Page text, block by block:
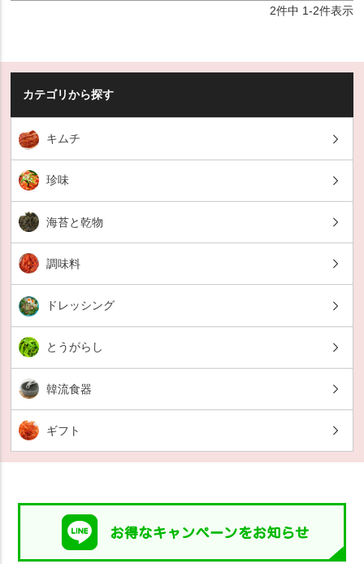
2件中 1-2件表示
カテゴリから探す
キムチ
珍味
海苔と乾物
調味料
ドレッシング
とうがらし
韓流食器
ギフト